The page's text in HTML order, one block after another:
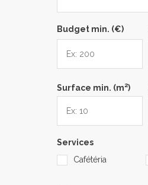
Budget min. (€)
Surface min. (m2)
Services
Cafétéria